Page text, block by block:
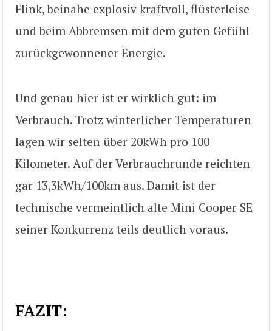
Flink, beinahe explosiv kraftvoll, flüsterleise
und beim Abbremsen mit dem guten Gefühl
zurückgewonnener Energie.
Und genau hier ist er wirklich gut: im
Verbrauch. Trotz winterlicher Temperaturen
lagen wir selten über 20kWh pro 100
Kilometer. Auf der Verbrauchrunde reichten
gar 13,3kWh/100km aus. Damit ist der
technische vermeintlich alte Mini Cooper SE
seiner Konkurrenz teils deutlich voraus.
FAZIT: